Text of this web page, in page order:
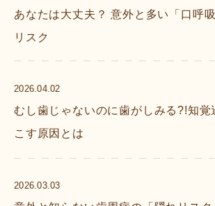
あなたは大丈夫？ 意外と多い「口呼
リスク
2026.04.02
むし歯じゃないのに歯がしみる?!知覚
こす原因とは
2026.03.03